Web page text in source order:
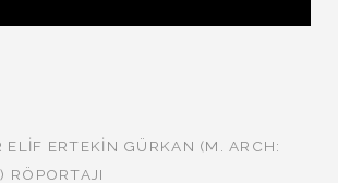
ELIF ERTEKIN GÜRKAN (M. ARCH:
RÖPORTAJI